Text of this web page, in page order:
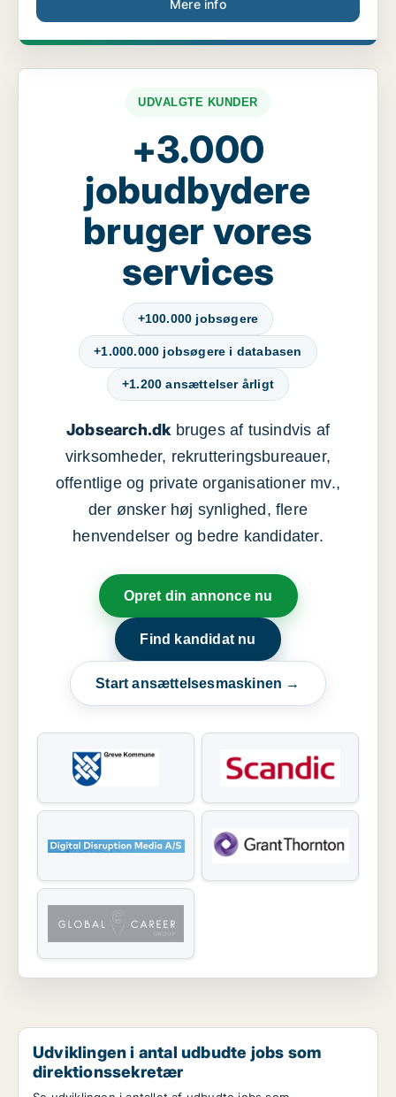
Mere info
UDVALGTE KUNDER
+3.000
jobudbydere
bruger vores
services
+100.000 jobsøgere
+1.000.000 jobsøgere i databasen
+1.200 ansættelser årligt
Jobsearch.dkbruges af tusindvis af
virksomheder, rekrutteringsbureauer,
offentlige og private organisationer mv.,
der ønsker høj synlighed, flere
henvendelser og bedre kandidater.
Opret din annonce nu
Find kandidat nu
Start ansættelsesmaskinen →
Udviklingen i antal udbudte jobs som
direktionssekretær